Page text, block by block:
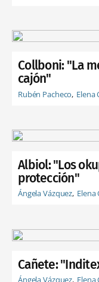
Collboni: "La
cajón"
Rubén Pacheco Elena
Albiol: "Los
protección"
Ángela Vázquez Elena
Cañete:
Ángela Vázquez Elena